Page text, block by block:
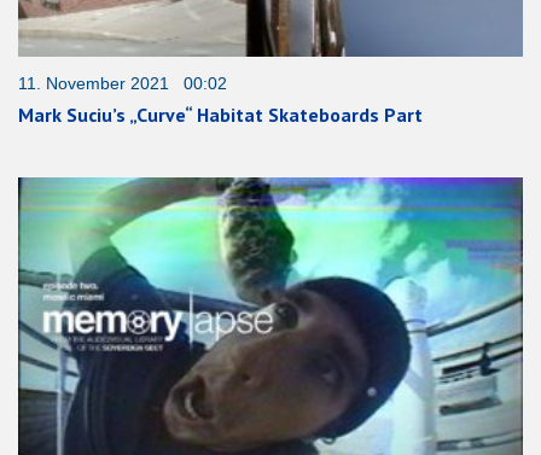
11. November 2021 00:02
Mark Suciu’s „Curve“ Habitat Skateboards Part